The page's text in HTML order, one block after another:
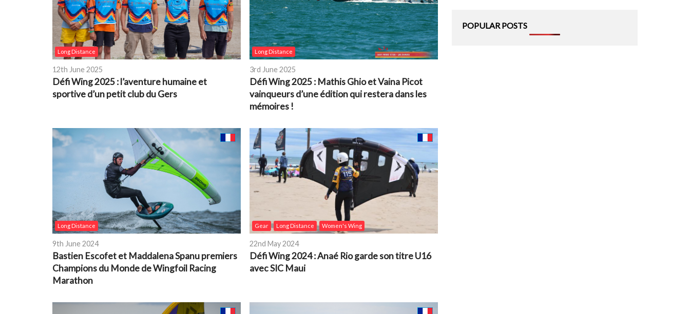
Long Distance
12th June 2025
Défi Wing 2025 : l’aventure humaine et
sportive d’un petit club du Gers
Long Distance
3rd June 2025
Défi Wing 2025 : Mathis Ghio et Vaina Picot
vainqueurs d’une édition qui restera dans les
mémoires !
Long Distance
9th June 2024
Bastien Escofet et Maddalena Spanu premiers
Champions du Monde de Wingfoil Racing
Marathon
Gear Long Distance Women's Wing
22nd May 2024
Défi Wing 2024 : Anaé Rio garde son titre U16
avec SIC Maui
POPULAR POSTS